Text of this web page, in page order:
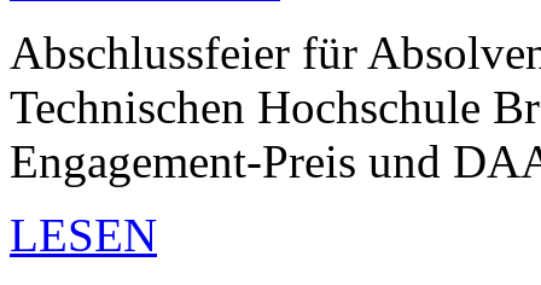
Abschlussfeier für
Technischen Hochschule
Engagement-Preis und
LESEN